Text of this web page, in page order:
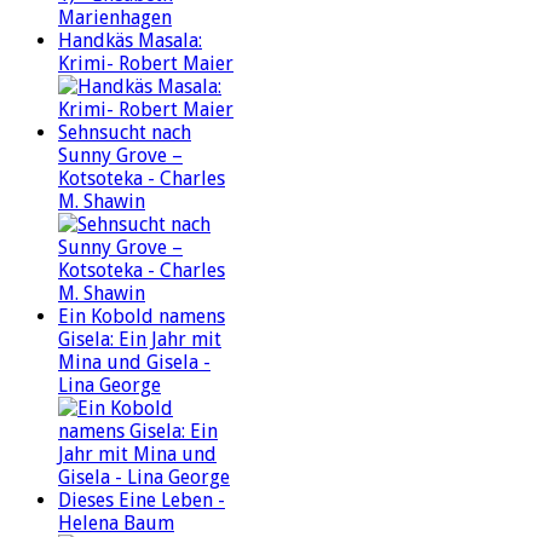
Handkäs Masala:
Krimi- Robert Maier
Sehnsucht nach
Sunny Grove –
Kotsoteka - Charles
M. Shawin
Ein Kobold namens
Gisela: Ein Jahr mit
Mina und Gisela -
Lina George
Dieses Eine Leben -
Helena Baum